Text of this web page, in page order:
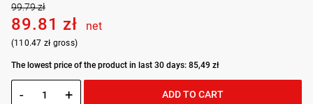
99.79 zł
89.81 zł net
(110.47 zł gross)
The lowest price of the product in last 30 days: 85,49 zł
- + ADD TO CART